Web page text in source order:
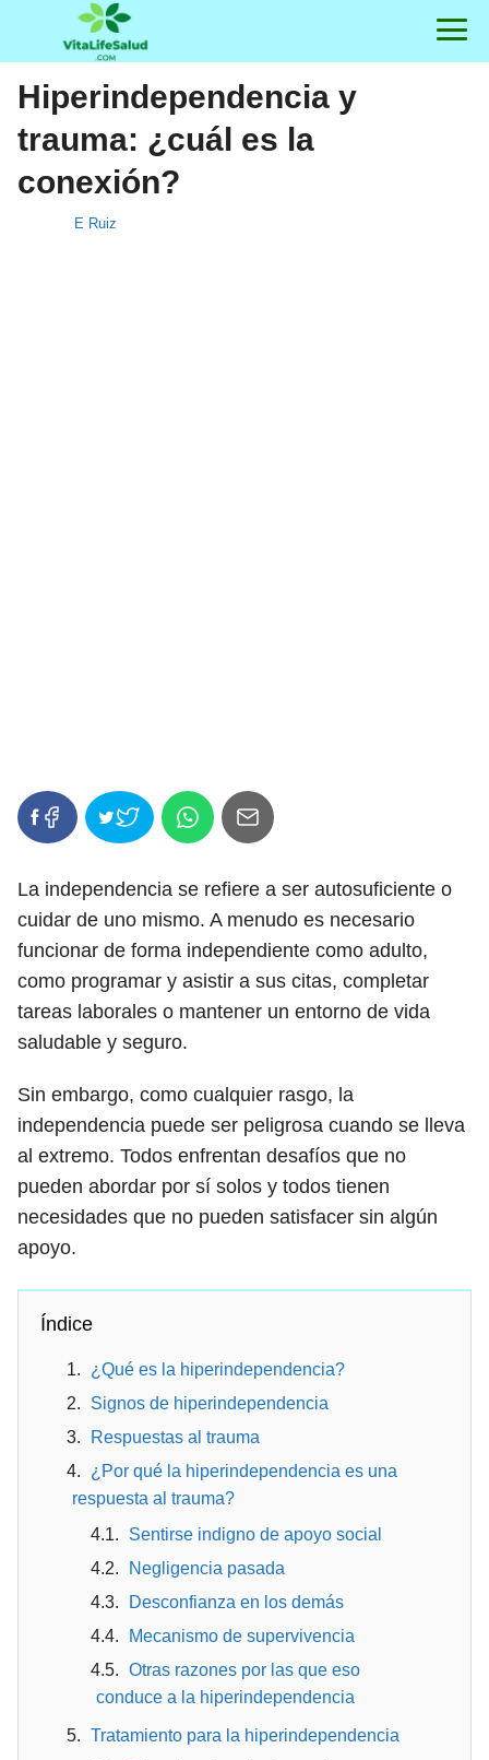
Hiperindependencia y
trauma: ¿cuál es la
conexión?
E Ruiz
La independencia se refiere a ser autosuficiente o
cuidar de uno mismo. A menudo es necesario
funcionar de forma independiente como adulto,
como programar y asistir a sus citas, completar
tareas laborales o mantener un entorno de vida
saludable y seguro.
Sin embargo, como cualquier rasgo, la
independencia puede ser peligrosa cuando se lleva
al extremo. Todos enfrentan desafíos que no
pueden abordar por sí solos y todos tienen
necesidades que no pueden satisfacer sin algún
apoyo.
Índice
¿Qué es la hiperindependencia?
Signos de hiperindependencia
Respuestas al trauma
¿Por qué la hiperindependencia es una
respuesta al trauma?
Sentirse indigno de apoyo social
Negligencia pasada
Desconfianza en los demás
Mecanismo de supervivencia
Otras razones por las que eso
conduce a la hiperindependencia
Tratamiento para la hiperindependencia